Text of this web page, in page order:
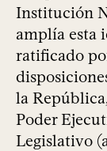
Institución
amplía esta
ratificado
la
Poder
Legislativo